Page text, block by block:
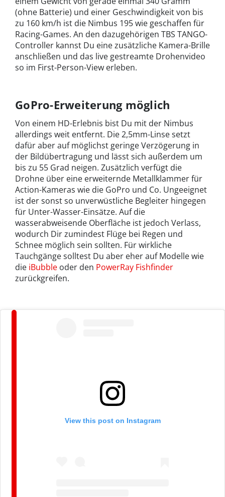
(ohne Batterie) und einer Geschwindigkeit von bis
zu 160 km/h ist die Nimbus 195 wie geschaffen für
Racing-Games. An den dazugehörigen TBS TANGO-
Controller kannst Du eine zusätzliche Kamera-Brille
anschließen und das live gestreamte Drohenvideo
so im First-Person-View erleben.
GoPro-Erweiterung möglich
Von einem HD-Erlebnis bist Du mit der Nimbus
allerdings weit entfernt. Die 2,5mm-Linse setzt
dafür aber auf möglichst geringe Verzögerung in
der Bildübertragung und lässt sich außerdem um
bis zu 55 Grad neigen. Zusätzlich verfügt die
Drohne über eine erweiternde Metallklammer für
Action-Kameras wie die GoPro und Co. Ungeeignet
ist der sonst so unverwüstliche Begleiter hingegen
für Unter-Wasser-Einsätze. Auf die
wasserabweisende Oberfläche ist jedoch Verlass,
wodurch Dir zumindest Flüge bei Regen und
Schnee möglich sein sollten. Für wirkliche
Tauchgänge solltest Du aber eher auf Modelle wie
die iBubble oder den PowerRay Fishfinder
zurückgreifen.
View this post on Instagram